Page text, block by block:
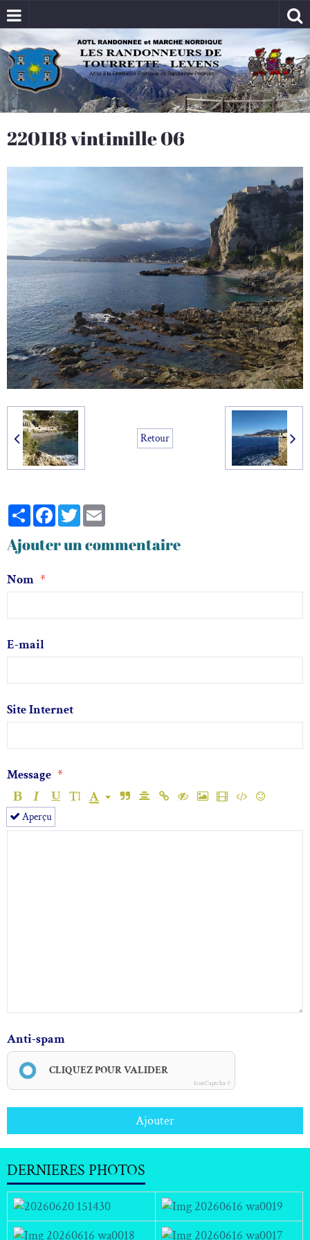
220118 vintimille 06
Retour
PartagerFacebook
Twitter
Ajouter un commentaire
Nom
E-mail
Site Internet
Message
Aperçu
Anti-spam
CLIQUEZ POUR VALIDER
IconCaptcha ©
Ajouter
DERNIERES PHOTOS